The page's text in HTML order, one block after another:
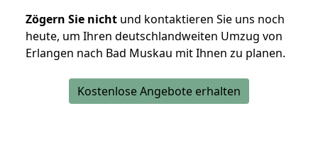
Zögern Sie nicht und kontaktieren Sie uns noch
heute, um Ihren deutschlandweiten Umzug von
Erlangen nach Bad Muskau mit Ihnen zu planen.
Kostenlose Angebote erhalten